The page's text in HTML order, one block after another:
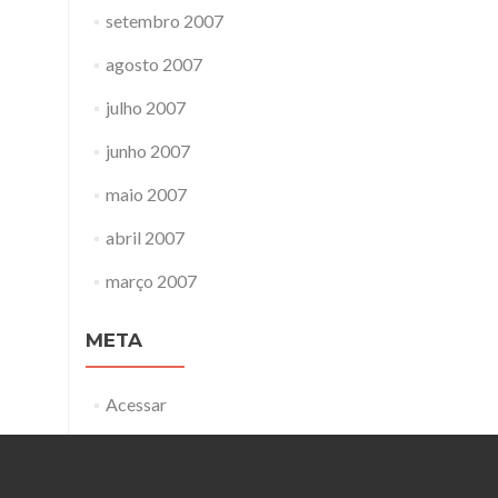
setembro 2007
agosto 2007
julho 2007
junho 2007
maio 2007
abril 2007
março 2007
META
Acessar